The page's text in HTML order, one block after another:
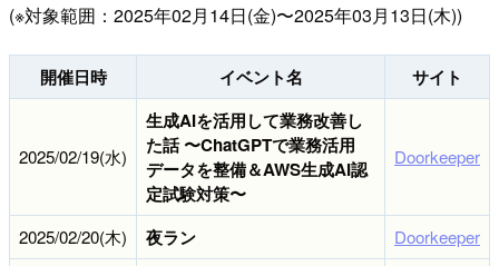
(※対象範囲：2025年02月14日(金)〜2025年03月13日(木))
開催日時 イベント名 サイト
2025/02/19(水)
生成AIを活用して業務改善し
た話 〜ChatGPTで業務活用
データを整備＆AWS生成AI認
定試験対策〜
Doorkeeper
2025/02/20(木) 夜ラン Doorkeeper